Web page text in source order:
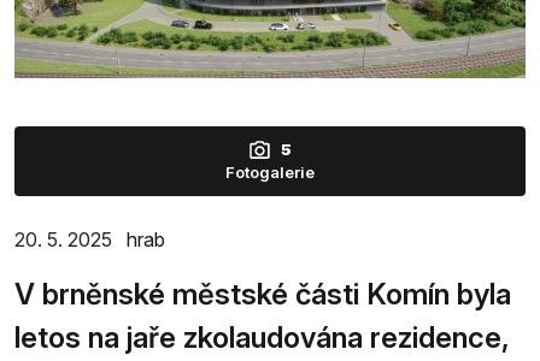
5
Fotogalerie
20. 5. 2025 hrab
V brněnské městské části Komín byla
letos na jaře zkolaudována rezidence,